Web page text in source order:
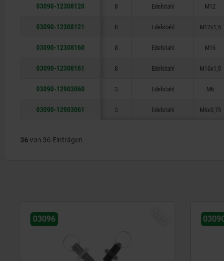
03090-12308120 8 Edelstahl M12
03090-12308121 8 Edelstahl M12x1,5
03090-12308160 8 Edelstahl M16
03090-12308161 8 Edelstahl M16x1,5
03090-12903060 3 Edelstahl M6
03090-12903061 3 Edelstahl M6x0,75
36 von 36 Einträgen
03096 03090-30